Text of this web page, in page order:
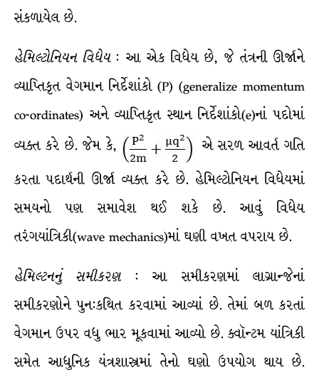
સંકળાયેલ છે.
હેમિલ્ટોનિયન વિધેય: આ એક વિધેય છે, જે તંત્રની ઊર્જાને
વ્યાપ્તિકૃત વેગમાન નિર્દેશાંકો (P) (generalize momentum
co-ordinates) અને વ્યાપ્તિકૃત સ્થાન નિર્દેશાંકો(e)નાં પદોમાં
વ્યક્ત કરે છે. જેમ કે,
એ સરળ આવર્ત ગતિ
કરતા પદાર્થની ઊર્જા વ્યક્ત કરે છે. હેમિલ્ટોનિયન વિધેયમાં
સમયનો પણ સમાવેશ થઈ શકે છે. આવું વિધેય
તરંગયાંત્રિકી(wave mechanics)માં ઘણી વખત વપરાય છે.
હેમિલ્ટનનું
સમીકરણ : આ સમીકરણમાં લાગ્રાન્જેનાં
સમીકરણોને પુન:કથિત કરવામાં આવ્યાં છે. તેમાં બળ કરતાં
વેગમાન ઉપર વધુ ભાર મૂકવામાં આવ્યો છે. ક્વૉન્ટમ યાંત્રિકી
સમેત આધુનિક યંત્રશાસ્ત્રમાં તેનો ઘણો ઉપયોગ થાય છે.